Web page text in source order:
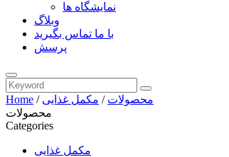
نمایشگاه ها
وبلاگ
با ما تماس بگیرید
پرسش
Home / محصولات / مکمل غذایی
محصولات
Categories
مکمل غذایی